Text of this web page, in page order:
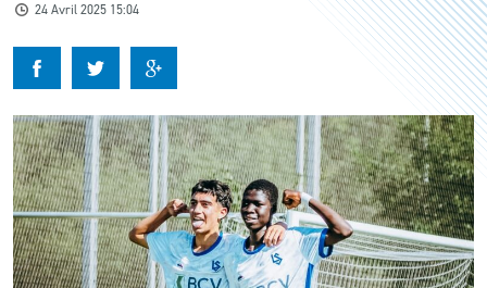
KIDS
BUSINESS
RESTAURATION
CLUB
24 Avril 2025 15:04